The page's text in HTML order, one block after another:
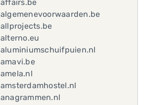
affairs.be
algemenevoorwaarden.be
allprojects.be
alterno.eu
aluminiumschuifpuien.nl
amavi.be
amela.nl
amsterdamhostel.nl
anagrammen.nl